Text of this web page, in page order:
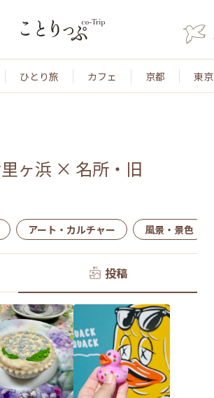
ひとり旅 カフェ 京都 東京
ヶ浜 × 名所・旧
アート・カルチャー 風景・景色
投稿